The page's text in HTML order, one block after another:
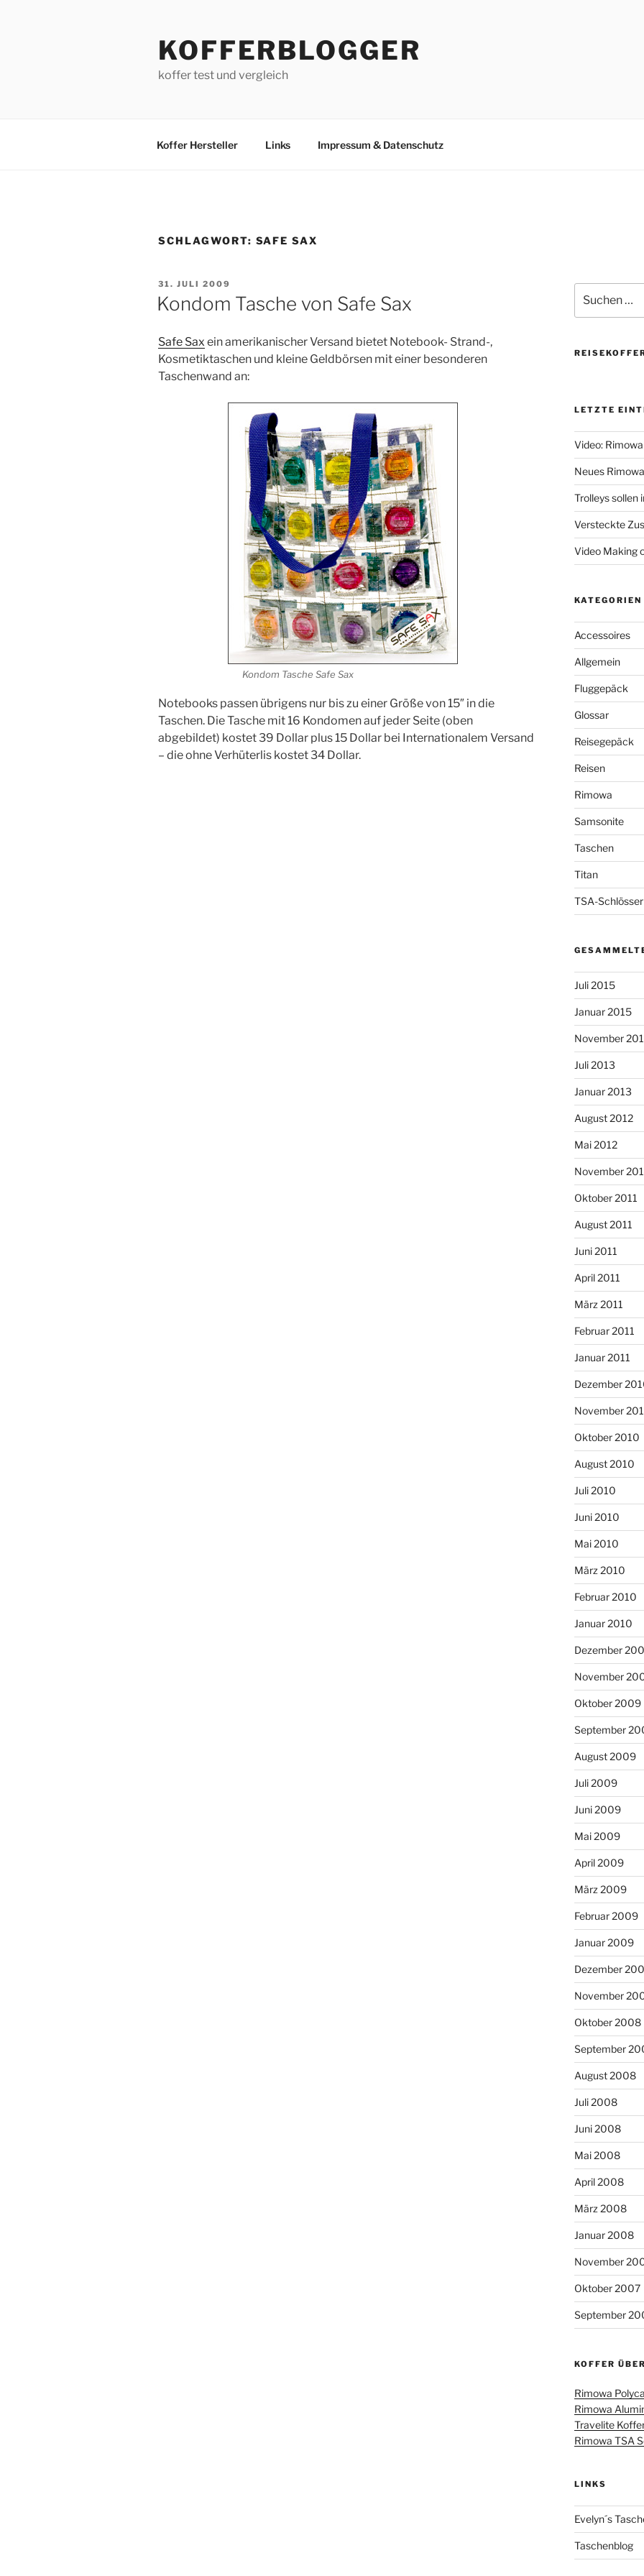
KOFFERBLOGGER
koffer test und vergleich
Koffer Hersteller Links Impressum & Datenschutz
SCHLAGWORT: SAFE SAX
VERÖFFENTLICHT
AM
31. JULI 2009
Kondom Tasche von Safe Sax
Safe Sax ein amerikanischer Versand bietet Notebook- Strand-,
Kosmetiktaschen und kleine Geldbörsen mit einer besonderen
Taschenwand an:
Kondom Tasche Safe Sax
Notebooks passen übrigens nur bis zu einer Größe von 15″ in die
Taschen. Die Tasche mit 16 Kondomen auf jeder Seite (oben
abgebildet) kostet 39 Dollar plus 15 Dollar bei Internationalem Versand
– die ohne Verhüterlis kostet 34 Dollar.
nach:
LETZTE
Video:
Neues
Trolleys sollen
Versteckte
Video Making
KATEGORIEN
Accessoires
Allgemein
Fluggepäck
Glossar
Reisegepäck
Reisen
Rimowa
Samsonite
Taschen
Titan
TSA-Schlösser
Juli 2015
Januar 2015
November
Juli 2013
Januar 2013
August 2012
Mai 2012
November
Oktober 2011
August 2011
Juni 2011
April 2011
März 2011
Februar 2011
Januar 2011
Dezember
November
Oktober 2010
August 2010
Juli 2010
Juni 2010
Mai 2010
März 2010
Februar 2010
Januar 2010
Dezember
November
Oktober 2009
September
August 2009
Juli 2009
Juni 2009
Mai 2009
April 2009
März 2009
Februar 2009
Januar 2009
Dezember
November
Oktober 2008
September
August 2008
Juli 2008
Juni 2008
Mai 2008
April 2008
März 2008
Januar 2008
November
Oktober 2007
September
KOFFER
Rimowa
Rimowa
Travelite
Rimowa TSA
LINKS
Evelyn´s
Taschenblog